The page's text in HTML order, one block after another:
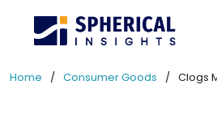
Home Consumer Goods Clogs